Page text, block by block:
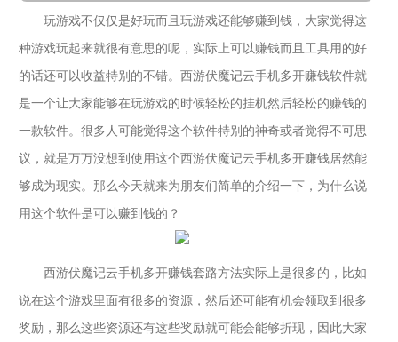
玩游戏不仅仅是好玩而且玩游戏还能够赚到钱，大家觉得这
种游戏玩起来就很有意思的呢，实际上可以赚钱而且工具用的好
的话还可以收益特别的不错。西游伏魔记云手机多开赚钱软件就
是一个让大家能够在玩游戏的时候轻松的挂机然后轻松的赚钱的
一款软件。很多人可能觉得这个软件特别的神奇或者觉得不可思
议，就是万万没想到使用这个西游伏魔记云手机多开赚钱居然能
够成为现实。那么今天就来为朋友们简单的介绍一下，为什么说
用这个软件是可以赚到钱的？
西游伏魔记云手机多开赚钱套路方法实际上是很多的，比如
说在这个游戏里面有很多的资源，然后还可能有机会领取到很多
奖励，那么这些资源还有这些奖励就可能会能够折现，因此大家